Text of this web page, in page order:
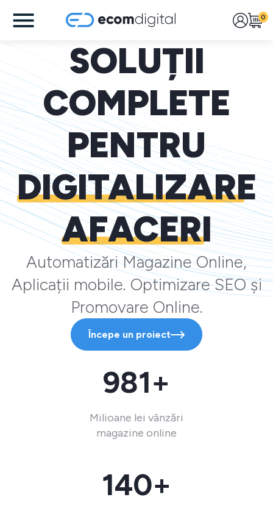
0
SOLUȚII
COMPLETE
PENTRU
DIGITALIZARE
AFACERI
Automatizări Magazine Online,
Aplicații mobile. Optimizare SEO și
Promovare Online.
Începe un proiect
981+
Milioane lei vânzări
magazine online
140+